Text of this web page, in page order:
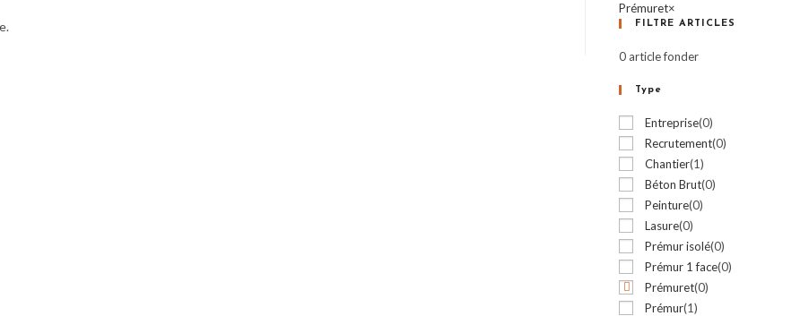
Prémuret×
FILTRE ARTICLES
0article fonder
Type
Entreprise(0)
Recrutement(0)
Chantier(1)
Béton Brut(0)
Peinture(0)
Lasure(0)
Prémur isolé(0)
Prémur 1 face(0)
Prémuret(0)
Prémur(1)